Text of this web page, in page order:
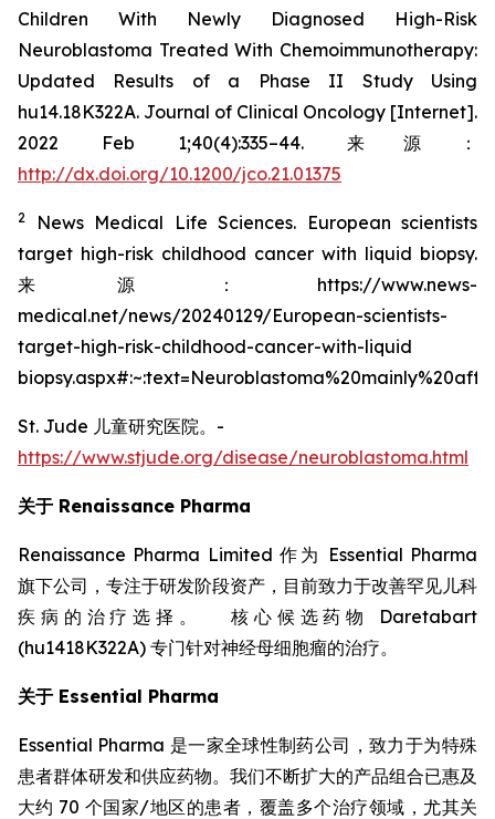
Children With Newly Diagnosed High-Risk
Neuroblastoma Treated With Chemoimmunotherapy:
Updated Results of a Phase II Study Using
hu14.18K322A. Journal of Clinical Oncology [Internet].
2022 Feb 1;40(4):335–44. 来源：
http://dx.doi.org/10.1200/jco.21.01375
2
News Medical Life Sciences. European scientists
target high-risk childhood cancer with liquid biopsy.
来源：https://www.news-
medical.net/news/20240129/European-scientists-
target-high-risk-childhood-cancer-with-liquid
St. Jude 儿童研究医院。-
https://www.stjude.org/disease/neuroblastoma.html
关于 Renaissance Pharma
Renaissance Pharma Limited 作为 Essential Pharma
旗下公司，专注于研发阶段资产，目前致力于改善罕见儿科
疾病的治疗选择。 核心候选药物 Daretabart
(hu1418K322A) 专门针对神经母细胞瘤的治疗。
关于 Essential Pharma
Essential Pharma 是一家全球性制药公司，致力于为特殊
患者群体研发和供应药物。我们不断扩大的产品组合已惠及
大约 70 个国家/地区的患者，覆盖多个治疗领域，尤其关